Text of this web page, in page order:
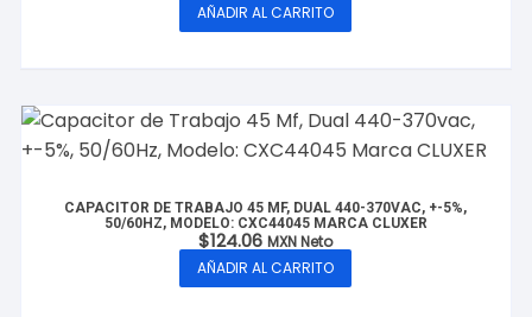
AÑADIR AL CARRITO
CAPACITOR DE TRABAJO 45 MF, DUAL 440-370VAC, +-5%,
50/60HZ, MODELO: CXC44045 MARCA CLUXER
$124.06 MXN Neto
AÑADIR AL CARRITO